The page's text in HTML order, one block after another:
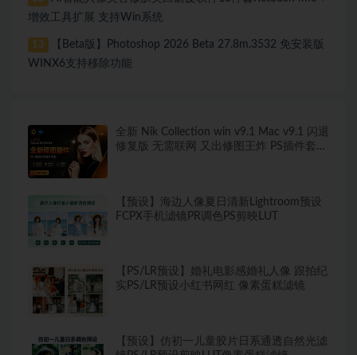
增效工具扩展 支持Win系统
13
【Beta版】Photoshop 2026 Beta 27.8m.3532 免安装版
WINX6支持移除功能
全新 Nik Collection win v9.1 Mac v9.1 闪退
修复版 无需联网 又出修图王炸 PS插件套装
【预设】海边人像夏日清新Lightroom预设
FCPX手机滤镜PR调色PS剪映LUT
【PS/LR预设】婚礼电影感婚礼人像 跟拍纪
实PS/LR预设小红书网红 像素蛋糕滤镜
【预设】仿初一儿童胶片日系通透自然光滤